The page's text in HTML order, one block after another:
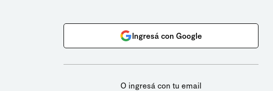
Ingresá con Google
O ingresá con tu email